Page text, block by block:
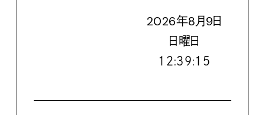
2026年8月9日
日曜日
１２:３９:１６